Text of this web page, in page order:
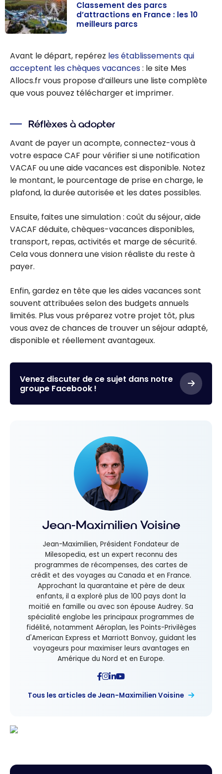
des parcs
d’attractions
en France : les
10
Classement des parcs
d’attractions en France : les 10
meilleurs parcs
Avant le départ, repérez les établissements qui
acceptent les chèques vacances: le site Mes
Allocs.fr vous propose d’ailleurs une liste complète
que vous pouvez télécharger et imprimer.
Réflèxes à adopter
Avant de payer un acompte, connectez-vous à
votre espace CAF pour vérifier si une notification
VACAF ou une aide vacances est disponible. Notez
le montant, le pourcentage de prise en charge, le
plafond, la durée autorisée et les dates possibles.
Ensuite, faites une simulation : coût du séjour, aide
VACAF déduite, chèques-vacances disponibles,
transport, repas, activités et marge de sécurité.
Cela vous donnera une vision réaliste du reste à
payer.
Enfin, gardez en tête que les aides vacances sont
souvent attribuées selon des budgets annuels
limités. Plus vous préparez votre projet tôt, plus
vous avez de chances de trouver un séjour adapté,
disponible et réellement avantageux.
Venez discuter de ce sujet dans notre
groupe Facebook !
Jean-Maximilien Voisine
Jean-Maximilien, Président Fondateur de
Milesopedia, est un expert reconnu des
programmes de récompenses, des cartes de
crédit et des voyages au Canada et en France.
Approchant la quarantaine et père de deux
enfants, il a exploré plus de 100 pays dont la
moitié en famille ou avec son épouse Audrey. Sa
spécialité englobe les principaux programmes de
fidélité, notamment Aéroplan, les Points-Privilèges
d'American Express et Marriott Bonvoy, guidant les
voyageurs pour maximiser leurs avantages en
Amérique du Nord et en Europe.
Tous les articles de Jean-Maximilien Voisine